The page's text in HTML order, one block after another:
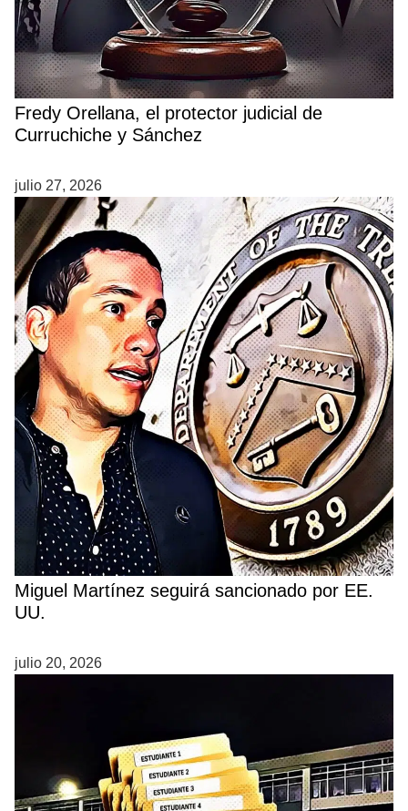
Fredy Orellana, el protector judicial de
Curruchiche y Sánchez
julio 27, 2026
Miguel Martínez seguirá sancionado por EE.
UU.
julio 20, 2026